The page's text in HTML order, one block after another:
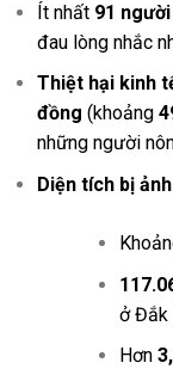
Ít nhất 91
đau lòng nhắc
Thiệt hại kinh
đồng (khoảng
những người
Diện tích bị
ở Đắk
Hơn